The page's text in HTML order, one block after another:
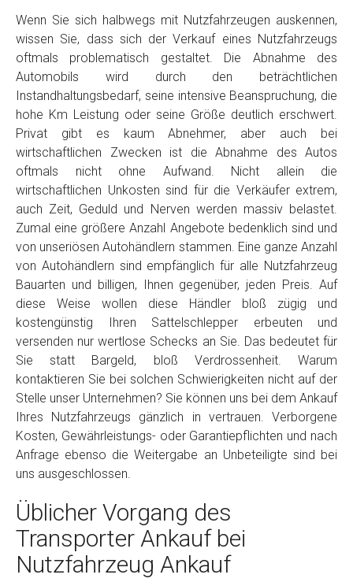
Wenn Sie sich halbwegs mit Nutzfahrzeugen auskennen,
wissen Sie, dass sich der Verkauf eines Nutzfahrzeugs
oftmals problematisch gestaltet. Die Abnahme des
Automobils wird durch den beträchtlichen
Instandhaltungsbedarf, seine intensive Beanspruchung, die
hohe Km Leistung oder seine Größe deutlich erschwert.
Privat gibt es kaum Abnehmer, aber auch bei
wirtschaftlichen Zwecken ist die Abnahme des Autos
oftmals nicht ohne Aufwand. Nicht allein die
wirtschaftlichen Unkosten sind für die Verkäufer extrem,
auch Zeit, Geduld und Nerven werden massiv belastet.
Zumal eine größere Anzahl Angebote bedenklich sind und
von unseriösen Autohändlern stammen. Eine ganze Anzahl
von Autohändlern sind empfänglich für alle Nutzfahrzeug
Bauarten und billigen, Ihnen gegenüber, jeden Preis. Auf
diese Weise wollen diese Händler bloß zügig und
kostengünstig Ihren Sattelschlepper erbeuten und
versenden nur wertlose Schecks an Sie. Das bedeutet für
Sie statt Bargeld, bloß Verdrossenheit. Warum
kontaktieren Sie bei solchen Schwierigkeiten nicht auf der
Stelle unser Unternehmen? Sie können uns bei dem Ankauf
Ihres Nutzfahrzeugs gänzlich in vertrauen. Verborgene
Kosten, Gewährleistungs- oder Garantiepflichten und nach
Anfrage ebenso die Weitergabe an Unbeteiligte sind bei
uns ausgeschlossen.
Üblicher Vorgang des
Transporter Ankauf bei
Nutzfahrzeug Ankauf